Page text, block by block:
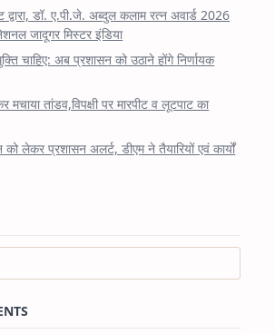
द्वारा, डॉ. ए.पी.जे. अब्दुल कलाम रत्न अवार्ड 2026
जादूगर मिस्टर इंडिया
चाहिए: अब प्रशासन को उठाने होंगे निर्णायक
तांडव,विपक्षी पर मारपीट व लूटपाट का
लेकर प्रशासन अलर्ट, डीएम ने तैयारियों एवं कार्यों